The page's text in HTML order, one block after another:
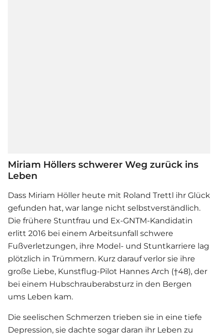
Miriam Höllers schwerer Weg zurück ins
Leben
Dass Miriam Höller heute mit Roland Trettl ihr Glück
gefunden hat, war lange nicht selbstverständlich.
Die frühere Stuntfrau und Ex-GNTM-Kandidatin
erlitt 2016 bei einem Arbeitsunfall schwere
Fußverletzungen, ihre Model- und Stuntkarriere lag
plötzlich in Trümmern. Kurz darauf verlor sie ihre
große Liebe, Kunstflug-Pilot Hannes Arch (†48), der
bei einem Hubschrauberabsturz in den Bergen
ums Leben kam.
Die seelischen Schmerzen trieben sie in eine tiefe
Depression, sie dachte sogar daran ihr Leben zu